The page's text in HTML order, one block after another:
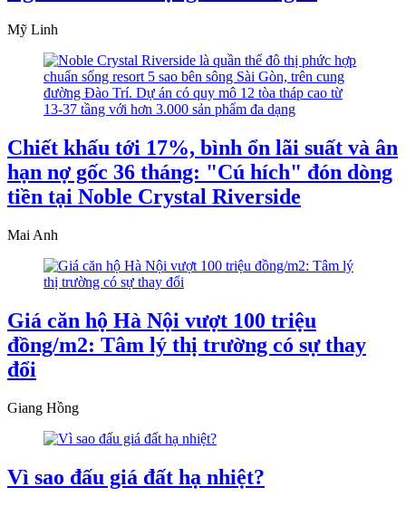
Mỹ Linh
Chiết khấu tới 17%, bình ổn lãi suất và ân
hạn nợ gốc 36 tháng: "Cú hích" đón dòng
tiền tại Noble Crystal Riverside
Mai Anh
Giá căn hộ Hà Nội vượt 100 triệu
đồng/m2: Tâm lý thị trường có sự thay
đổi
Giang Hồng
Vì sao đấu giá đất hạ nhiệt?